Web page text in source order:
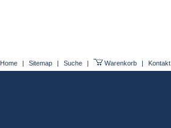
Home | Sitemap | Suche | Warenkorb | Kontakt